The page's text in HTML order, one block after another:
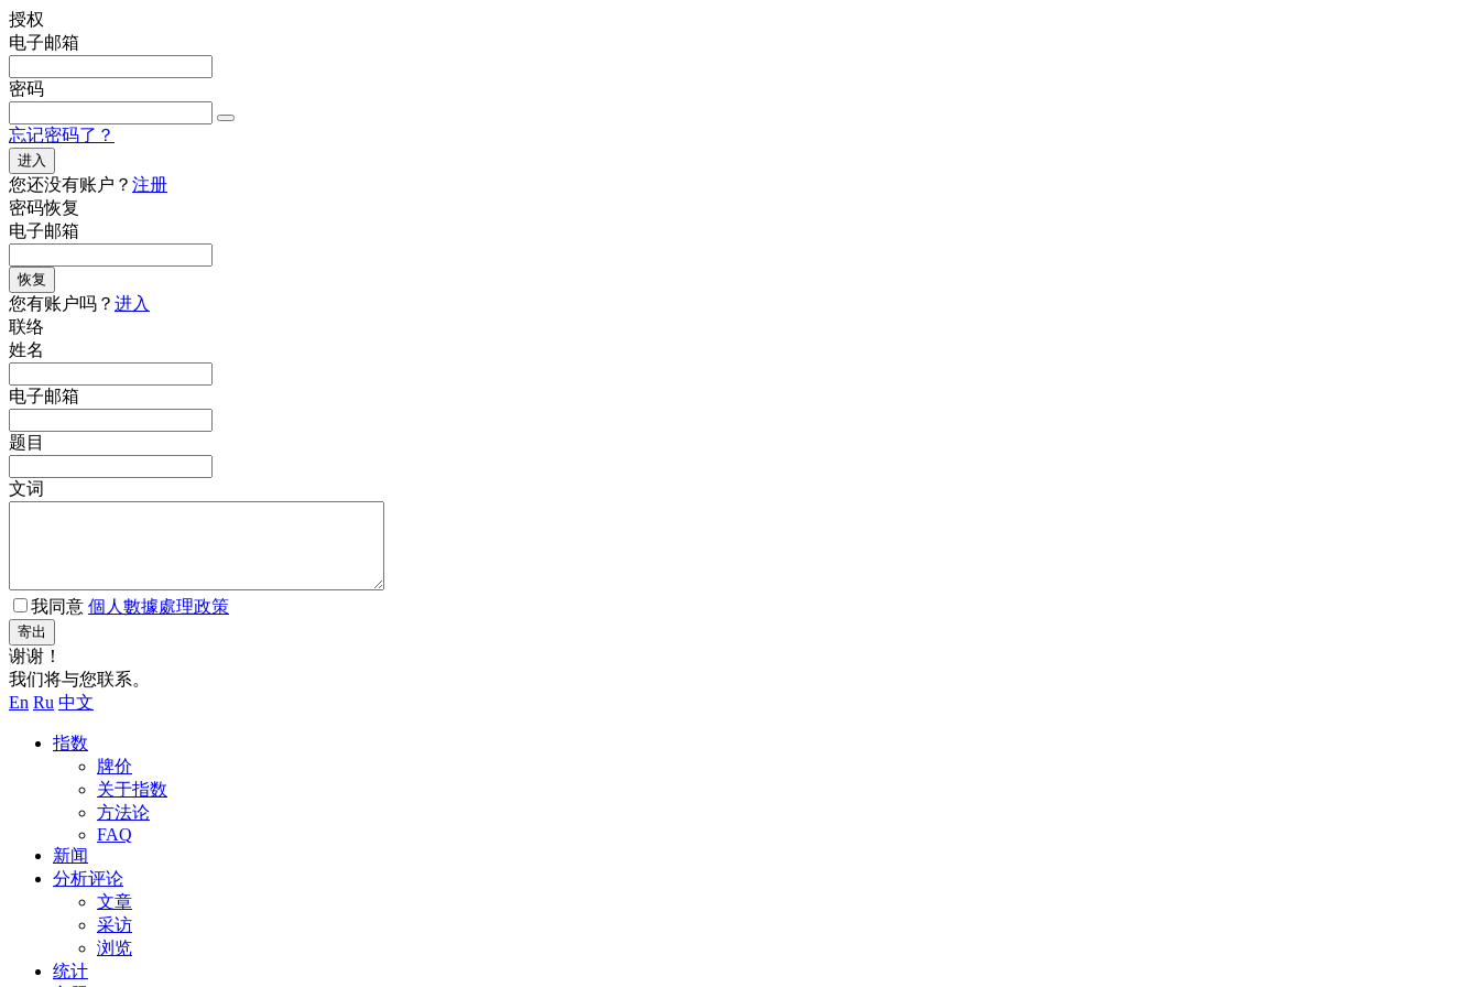
授权
电子邮箱
密码
忘记密码了？
进入
您还没有账户？ 注册
密码恢复
电子邮箱
恢复
您有账户吗？ 进入
联络
姓名
电子邮箱
题目
文词
我同意 個人數據處理政策
寄出
谢谢！
我们将与您联系。
En Ru 中文
指数
牌价
关于指数
方法论
FAQ
新闻
分析评论
文章
采访
浏览
统计